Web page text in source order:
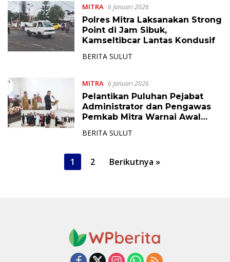
MITRA 6 Januari 2026
Polres Mitra Laksanakan Strong
Point di Jam Sibuk,
Kamseltibcar Lantas Kondusif
BERITA SULUT
MITRA 6 Januari 2026
Pelantikan Puluhan Pejabat
Administrator dan Pengawas
Pemkab Mitra Warnai Awal
BERITA SULUT
1 2 Berikutnya »